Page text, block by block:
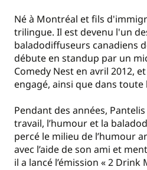
Né à Montréal et fils
trilingue. Il est devenu l'un
baladodiffuseurs canadiens
débute en standup par un
Comedy Nest en avril 2012,
engagé, ainsi que dans toute
Pendant des années,
travail, l’humour et la
percé le milieu de l’humour
avec l’aide de son ami et
il a lancé l’émission « 2 Drink